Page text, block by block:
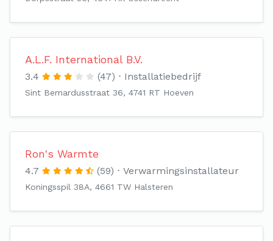
A.L.F. International B.V.
3.4 (47) Installatiebedrijf
Sint Bernardusstraat 36, 4741 RT Hoeven
Ron's Warmte
4.7 (59) Verwarmingsinstallateur
Koningsspil 38A, 4661 TW Halsteren